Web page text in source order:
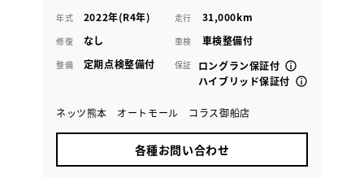
年式 2022年(R4年) 走行 31,000km
修復 なし 車検 車検整備付
整備 定期点検整備付 保証
ロングラン保証付
ハイブリッド保証付
ネッツ熊本 オートモール コラス御船店
各種お問い合わせ